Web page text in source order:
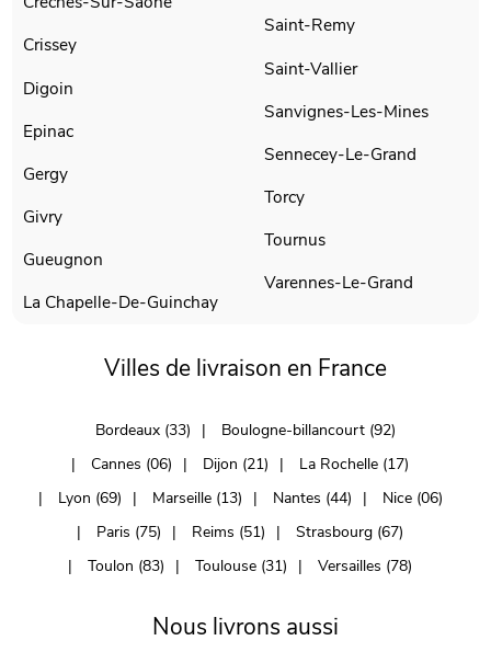
Crissey
Digoin
Epinac
Gergy
Givry
Gueugnon
La Chapelle-De-Guinchay
Saint-Remy
Saint-Vallier
Sanvignes-Les-Mines
Sennecey-Le-Grand
Torcy
Tournus
Varennes-Le-Grand
Villes de livraison en France
Bordeaux (33)
Boulogne-billancourt (92)
Cannes (06)
Dijon (21)
La Rochelle (17)
Lyon (69)
Marseille (13) Nantes (44)
Nice (06)
Paris (75)
Reims (51)
Strasbourg (67)
Toulon (83)
Toulouse (31) Versailles (78)
Nous livrons aussi